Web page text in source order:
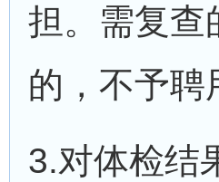
担。需复查
的，不予聘
3.对体检结